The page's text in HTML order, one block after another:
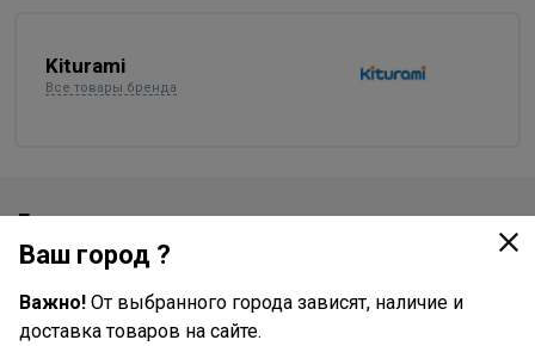
Kiturami
Все товары бренда
Доставка
Стоимость и способы доставки будут доступны при
оформлении заказа.
Ваш город ?
Важно! От выбранного города зависят, наличие и
доставка товаров на сайте.